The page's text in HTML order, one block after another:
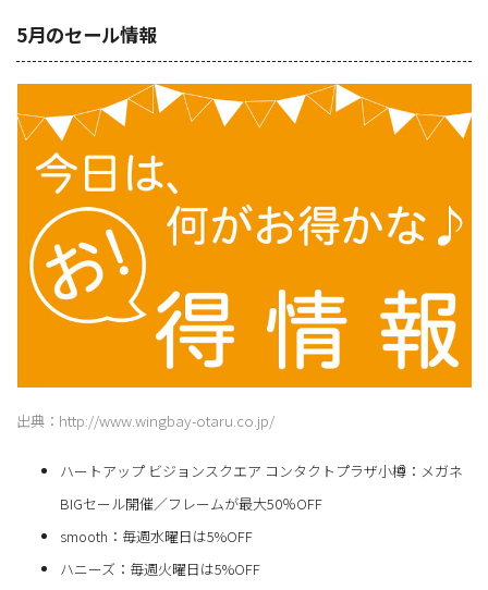
5月のセール情報
出典：http://www.wingbay-otaru.co.jp/
ハートアップ ビジョンスクエア コンタクトプラザ小樽：メガネ
BIGセール開催／フレームが最大50％OFF
smooth：毎週水曜日は5%OFF
ハニーズ：毎週火曜日は5%OFF